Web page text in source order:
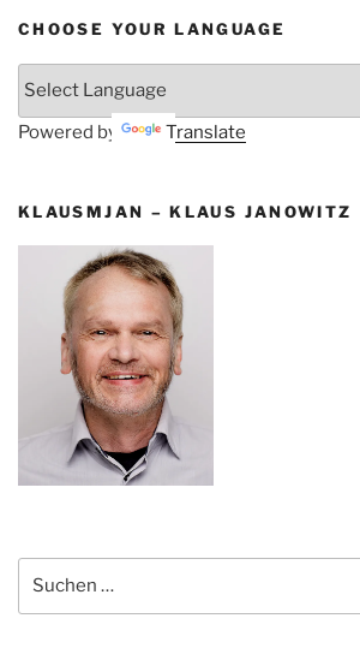
CHOOSE YOUR LANGUAGE
Powered by Translate
KLAUSMJAN – KLAUS JANOWITZ
nach: